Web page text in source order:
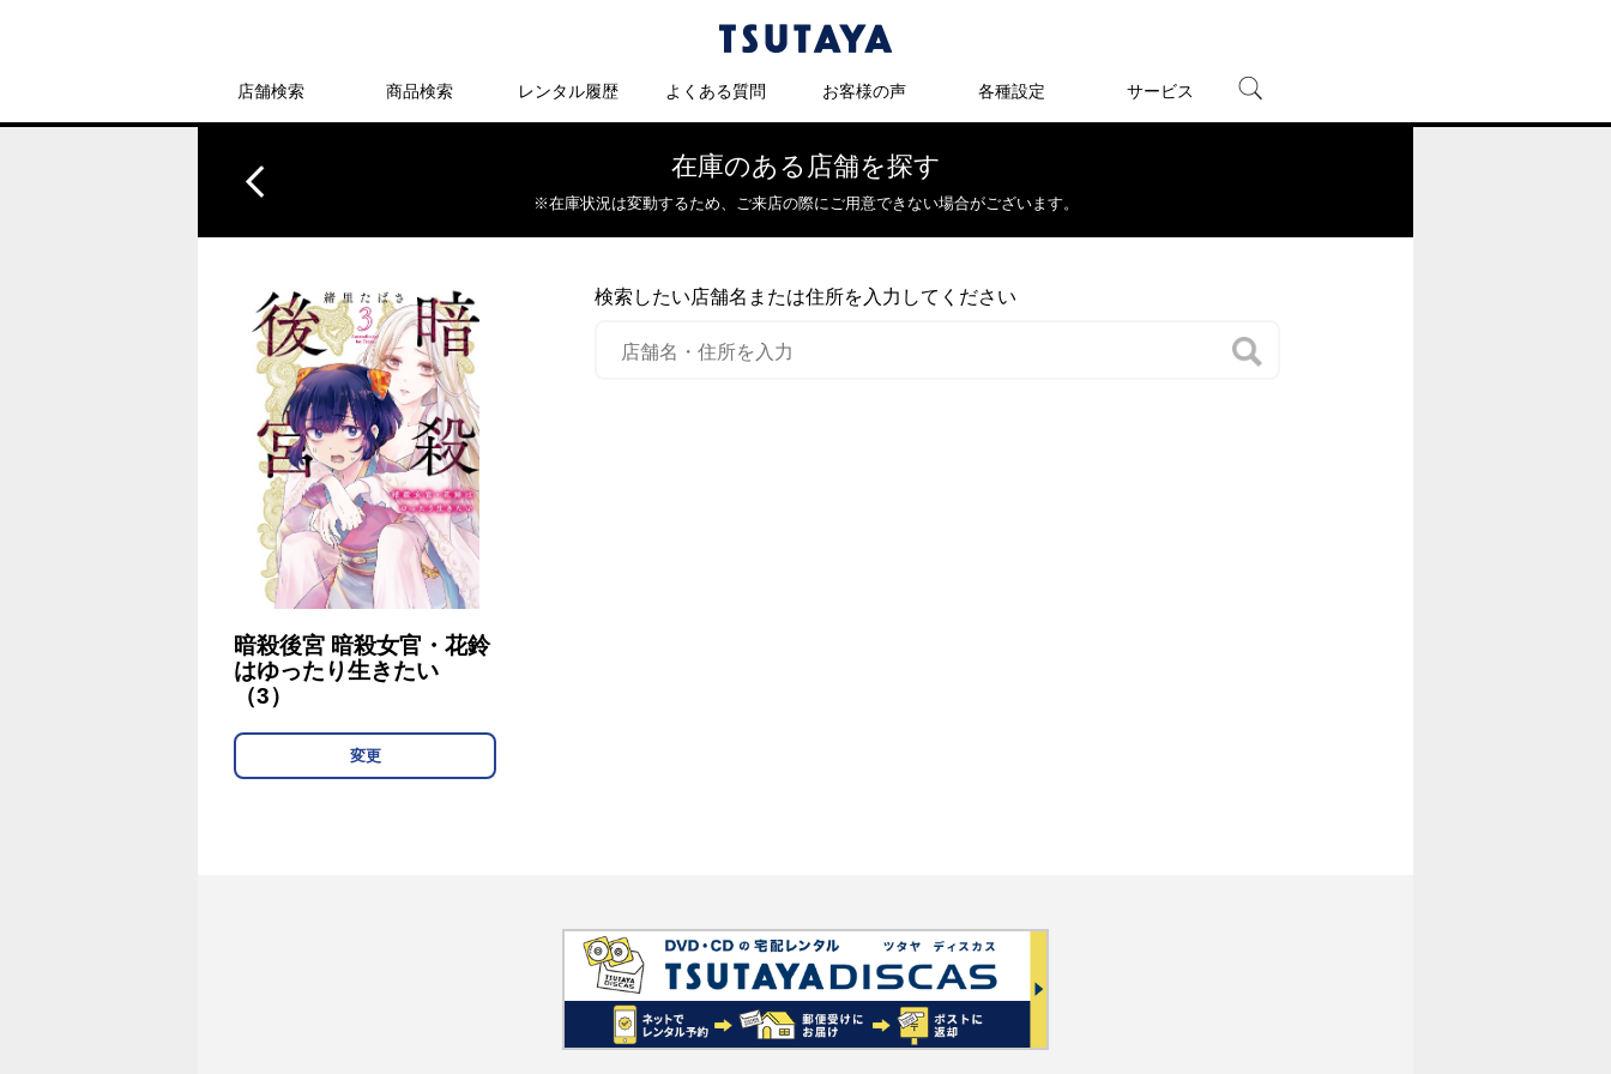
店舗検索 商品検索 レンタル履歴 よくある質問 お客様の声 各種設定 サービス
在庫のある店舗を探す
※在庫状況は変動するため、 ご来店の際にご用意できない場合がございます。
暗殺後宮 暗殺女官・花鈴
はゆったり生きたい
（3）
変更
検索したい店舗名または住所を入力してください